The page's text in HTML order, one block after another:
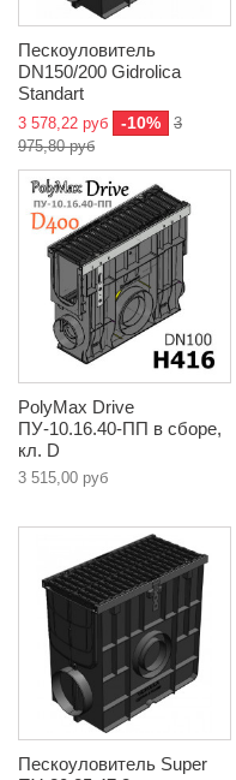
Пескоуловитель
DN150/200 Gidrolica
Standart
3 578,22 руб -10%
3
975,80 руб
PolyMax Drive
ПУ-10.16.40-ПП в сборе,
кл. D
3 515,00 руб
Пескоуловитель Super